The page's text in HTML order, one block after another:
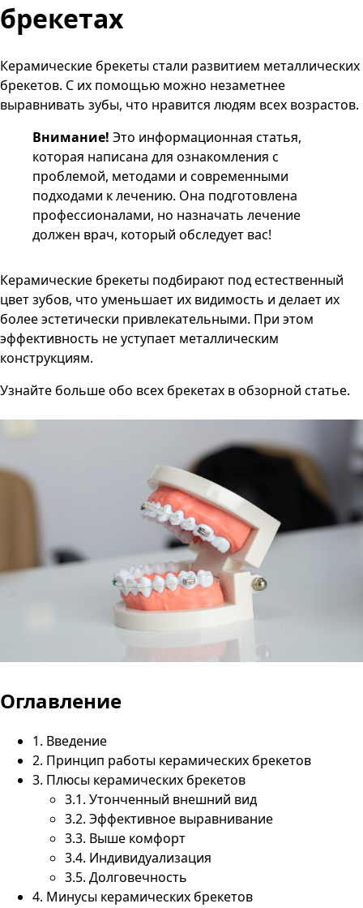
брекетах
Керамические брекеты стали развитием металлических
брекетов. С их помощью можно незаметнее
выравнивать зубы, что нравится людям всех возрастов.
Внимание! Это информационная статья,
которая написана для ознакомления с
проблемой, методами и современными
подходами к лечению. Она подготовлена
профессионалами, но назначать лечение
должен врач, который обследует вас!
Керамические брекеты подбирают под естественный
цвет зубов, что уменьшает их видимость и делает их
более эстетически привлекательными. При этом
эффективность не уступает металлическим
конструкциям.
Узнайте большеобо всех брекетах в обзорной статье.
Оглавление
1. Введение
2. Принцип работы керамических брекетов
3. Плюсы керамических брекетов
3.1. Утонченный внешний вид
3.2. Эффективное выравнивание
3.3. Выше комфорт
3.4. Индивидуализация
3.5. Долговечность
4. Минусы керамических брекетов